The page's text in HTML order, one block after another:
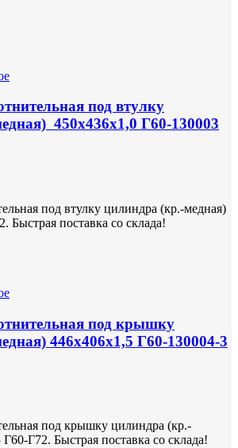
под втулку
450х436х1,0 Г60-130003
под втулку цилиндра (кр.-медная)
Быстрая поставка со склада!
под крышку
446х406х1,5 Г60-130004-3
под крышку цилиндра (кр.-
Г72. Быстрая поставка со склада!